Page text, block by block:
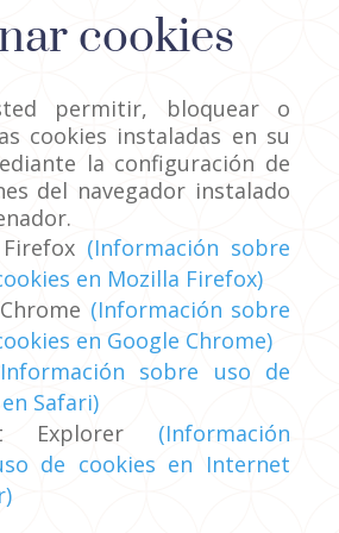
cookies
permitir, bloquear o
cookies instaladas en su
la configuración de
del navegador instalado
(Información sobre
en Mozilla Firefox)
(Información sobre
en Google Chrome)
sobre uso de
Safari)
Explorer (Información
de cookies en Internet